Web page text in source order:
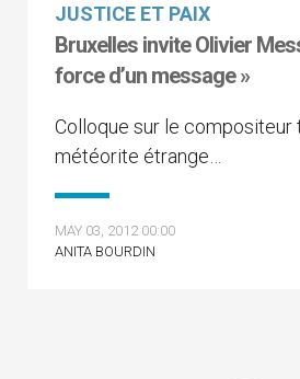
JUSTICE ET PAIX
Bruxelles invite Olivier
force d’un message »
Colloque sur le compositeur
météorite étrange…
MAY 03, 2012 00:00
ANITA BOURDIN